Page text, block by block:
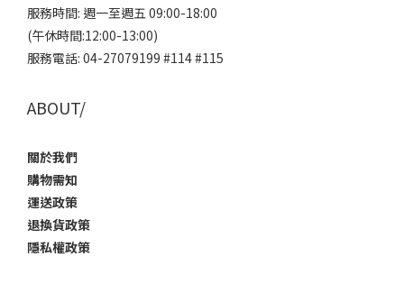
服務時間: 週一至週五 09:00-18:00
(午休時間:12:00-13:00)
服務電話: 04-27079199 #114 #115
ABOUT/
關於我們
購物需知
運送政策
退換貨政策
隱私權政策